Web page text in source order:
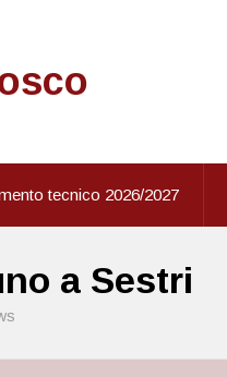
tecnico 2026/2027
a Sestri